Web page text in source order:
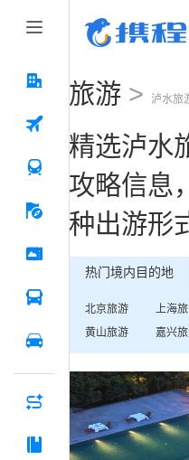
旅游 > 泸水旅
精选泸水
攻略信息，
种出游形
热门境内目的地
北京旅游 上海
黄山旅游 嘉兴